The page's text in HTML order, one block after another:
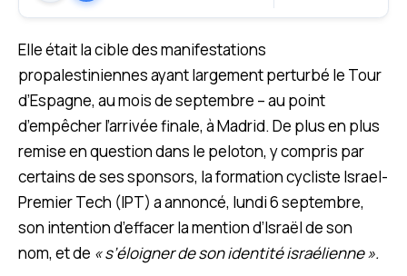
Elle était la cible des manifestations
propalestiniennes ayant largement perturbé le Tour
d’Espagne, au mois de septembre – au point
d’empêcher l’arrivée finale, à Madrid. De plus en plus
remise en question dans le peloton, y compris par
certains de ses sponsors, la formation cycliste Israel-
Premier Tech (IPT) a annoncé, lundi 6 septembre,
son intention d’effacer la mention d’Israël de son
nom, et de « s’éloigner de son identité israélienne ».